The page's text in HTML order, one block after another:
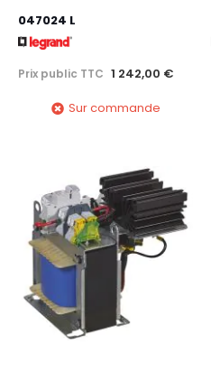
047024 L
Prix public TTC 1 242,00 €
Sur commande